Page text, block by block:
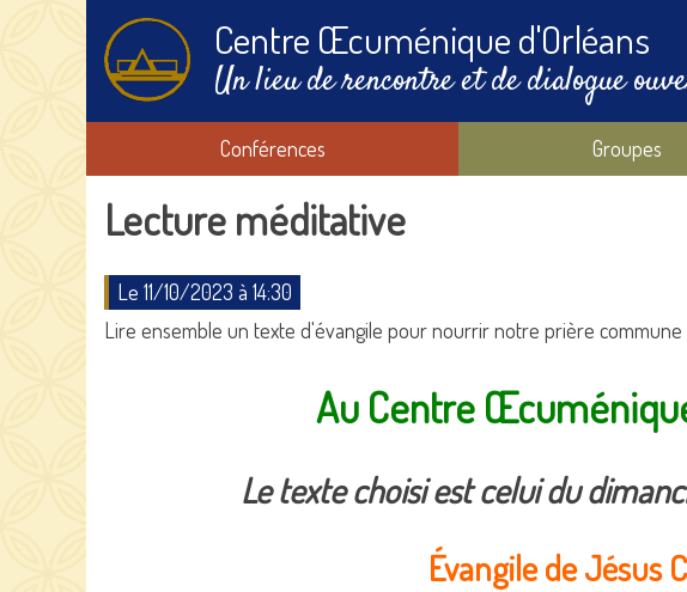
Centre Œcuménique d'Orléans
Un lieu de rencontre et de dialogue
Conférences Groupes
Lecture méditative
Le 11/10/2023 à 14:30
Lire ensemble un texte d'évangile pour nourrir notre prière commune
Au Centre
Le texte choisi est celui du
Évangile de Jésus